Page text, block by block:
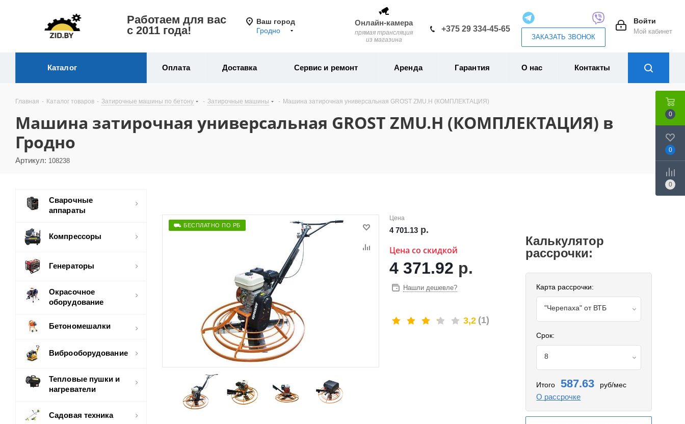
Работаем для вас
с 2011 года!
Ваш город
Гродно
Войти
Мой кабинет
Онлайн-камера
прямая трансляция
из магазина
+375 29 334-45-65
ЗАКАЗАТЬ ЗВОНОК
Каталог Оплата Доставка Сервис и ремонт Аренда Гарантия О нас Контакты
Главная - Каталог товаров - Затирочные машины по бетону - Затирочные машины - Машина затирочная универсальная GROST ZMU.H (КОМПЛЕКТАЦИЯ)
Машина затирочная универсальная GROST ZMU.H (КОМПЛЕКТАЦИЯ) в
Гродно
Артикул: 108238
⛟ БЕСПЛАТНО ПО РБ
Цена
4 701.13р.
Цена со скидкой
4 371.92 р.
Нашли дешевле?
3,2 (1)
Калькулятор
рассрочки:
Карта рассрочки:
"Черепаха" от ВТБ
Срок:
8
Итого 587.63 руб/мес
О рассрочке
Сварочные
аппараты
Компрессоры
Генераторы
Окрасочное
оборудование
Бетономешалки
Виброоборудование
Тепловые пушки и
нагреватели
Садовая техника
0
0
0